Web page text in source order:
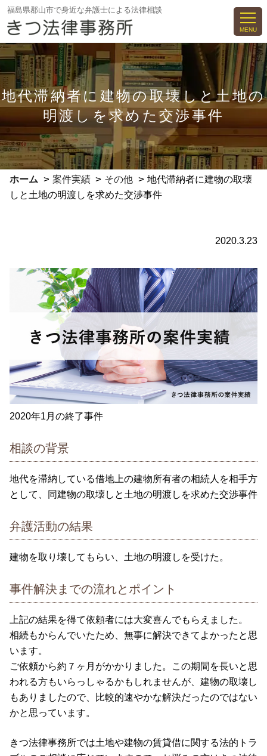
コ
ン
へ
ス
プ
福島県郡山市で身近な弁護士による法律相談
MENU
地代滞納者に建物の取壊しと土地の
明渡しを求めた交渉事件
ホーム > 案件実績 > その他 > 地代滞納者に建物の取壊
しと土地の明渡しを求めた交渉事件
2020.3.23
2020年1月の終了事件
相談の背景
地代を滞納している借地上の建物所有者の相続人を相手方
として、同建物の取壊しと土地の明渡しを求めた交渉事件
弁護活動の結果
建物を取り壊してもらい、土地の明渡しを受けた。
事件解決までの流れとポイント
上記の結果を得て依頼者には大変喜んでもらえました。
相続もからんでいたため、無事に解決できてよかったと思
います。
ご依頼から約７ヶ月がかかりました。この期間を長いと思
われる方もいらっしゃるかもしれませんが、建物の取壊し
もありましたので、比較的速やかな解決だったのではない
かと思っています。
きつ法律事務所では土地や建物の賃貸借に関する法的トラ